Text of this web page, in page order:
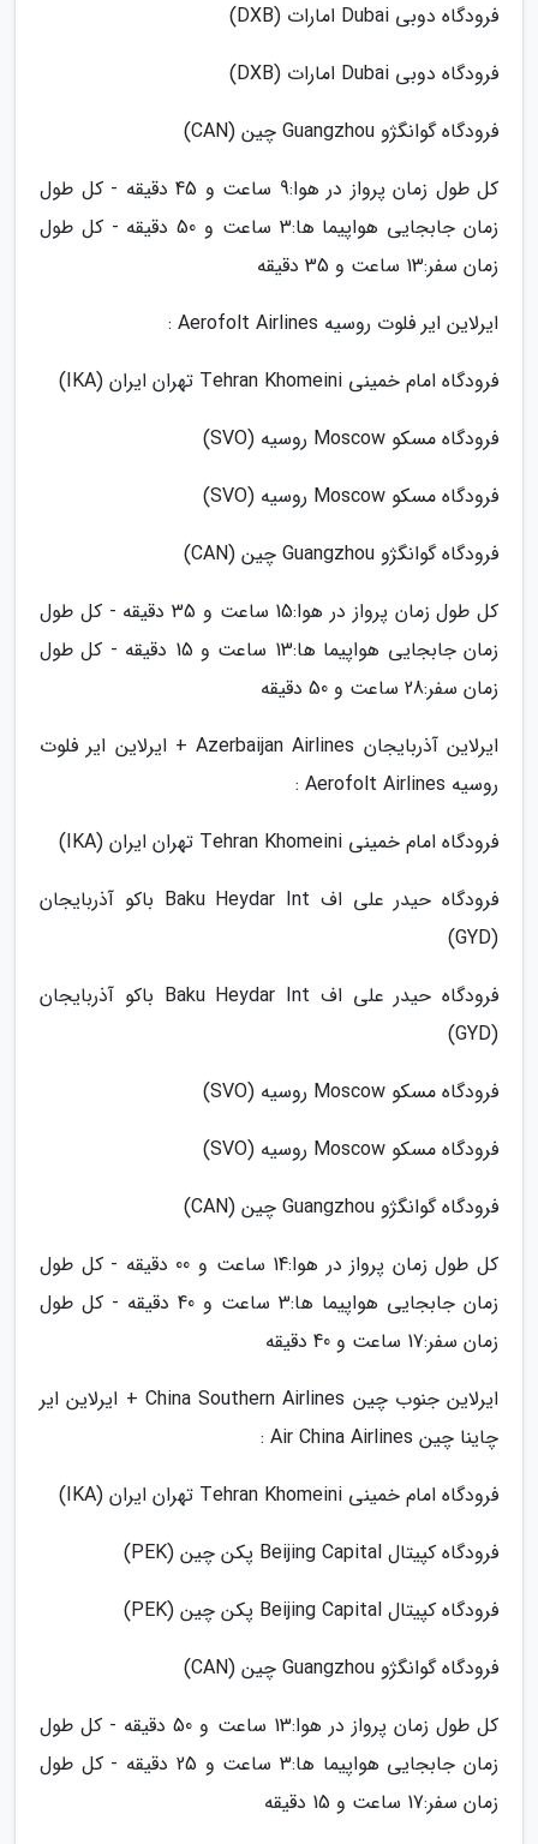
فرودگاه دوبی Dubai امارات (DXB)
فرودگاه دوبی Dubai امارات (DXB)
فرودگاه گوانگژو Guangzhou چین (CAN)
کل طول زمان پرواز در هوا:9 ساعت و 45 دقیقه - کل طول
زمان جابجایی هواپیما ها:3 ساعت و 50 دقیقه - کل طول
زمان سفر:13 ساعت و 35 دقیقه
ایرلاین ایر فلوت روسیه Aerofolt Airlines :
فرودگاه امام خمینی Tehran Khomeini تهران ایران (IKA)
فرودگاه مسکو Moscow روسیه (SVO)
فرودگاه مسکو Moscow روسیه (SVO)
فرودگاه گوانگژو Guangzhou چین (CAN)
کل طول زمان پرواز در هوا:15 ساعت و 35 دقیقه - کل طول
زمان جابجایی هواپیما ها:13 ساعت و 15 دقیقه - کل طول
زمان سفر:28 ساعت و 50 دقیقه
ایرلاین آذربایجان Azerbaijan Airlines + ایرلاین ایر فلوت
روسیه Aerofolt Airlines :
فرودگاه امام خمینی Tehran Khomeini تهران ایران (IKA)
فرودگاه حیدر علی اف Baku Heydar Int باکو آذربایجان
(GYD)
فرودگاه حیدر علی اف Baku Heydar Int باکو آذربایجان
(GYD)
فرودگاه مسکو Moscow روسیه (SVO)
فرودگاه مسکو Moscow روسیه (SVO)
فرودگاه گوانگژو Guangzhou چین (CAN)
کل طول زمان پرواز در هوا:14 ساعت و 00 دقیقه - کل طول
زمان جابجایی هواپیما ها:3 ساعت و 40 دقیقه - کل طول
زمان سفر:17 ساعت و 40 دقیقه
ایرلاین جنوب چین China Southern Airlines + ایرلاین ایر
چاینا چین Air China Airlines :
فرودگاه امام خمینی Tehran Khomeini تهران ایران (IKA)
فرودگاه کپیتال Beijing Capital پکن چین (PEK)
فرودگاه کپیتال Beijing Capital پکن چین (PEK)
فرودگاه گوانگژو Guangzhou چین (CAN)
کل طول زمان پرواز در هوا:13 ساعت و 50 دقیقه - کل طول
زمان جابجایی هواپیما ها:3 ساعت و 25 دقیقه - کل طول
زمان سفر:17 ساعت و 15 دقیقه